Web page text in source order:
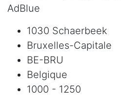
AdBlue
1030 Schaerbeek
Bruxelles-Capitale
BE-BRU
Belgique
1000 - 1250